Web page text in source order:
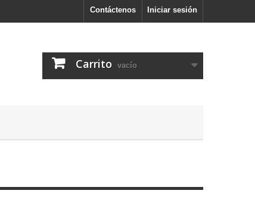
Iniciar sesión
Contáctenos
Carrito vacío